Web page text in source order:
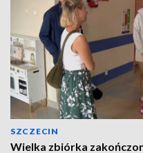
SZCZECIN
Wielka zbiórka